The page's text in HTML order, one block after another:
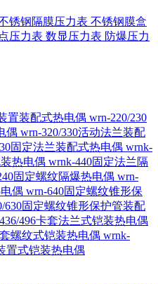
锈钢隔膜压力表 不锈钢膜盒
压力表 数显压力表 防爆压力
置装配式热电偶 wrn-220/230
偶 wrn-320/330活动法兰装配
固定法兰装配式热电偶 wrnk-
热电偶 wrnk-440固定法兰隔
固定螺纹隔爆热电偶 wrn-
偶 wrn-640固定螺纹锥形保
630固定螺纹锥形保护管装配
496卡套法兰式铠装热电偶
螺纹式铠装热电偶 wrnk-
置式铠装热电偶